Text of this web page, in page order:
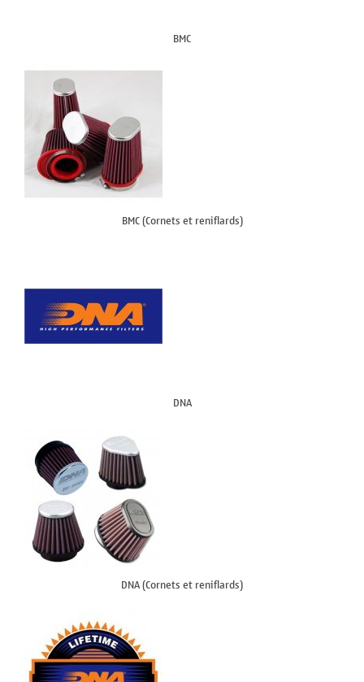
BMC
BMC (Cornets et reniflards)
DNA
DNA (Cornets et reniflards)